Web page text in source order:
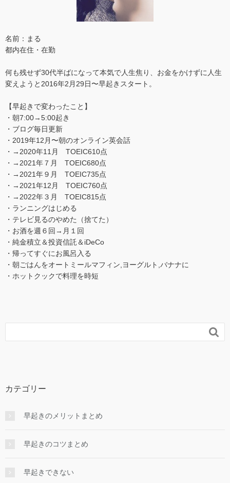
名前：まる
都内在住・在勤
何も残せず30代半ばになって本気で人生焦り、お金をかけずに人生
変えようと2016年2月29日〜早起きスタート。
【早起きで変わったこと】
・朝7:00→5:00起き
・ブログ毎日更新
・2019年12月〜朝のオンライン英会話
・→2020年11月 TOEIC610点
・→2021年７月 TOEIC680点
・→2021年９月 TOEIC735点
・→2021年12月 TOEIC760点
・→2022年３月 TOEIC815点
・ランニングはじめる
・テレビ見るのやめた（捨てた）
・お酒を週６回→月１回
・純金積立＆投資信託＆iDeCo
・帰ってすぐにお風呂入る
・朝ごはんをオートミールマフィン,ヨーグルト,バナナに
・ホットクックで料理を時短

カテゴリー
早起きのメリットまとめ
早起きのコツまとめ
早起きできない